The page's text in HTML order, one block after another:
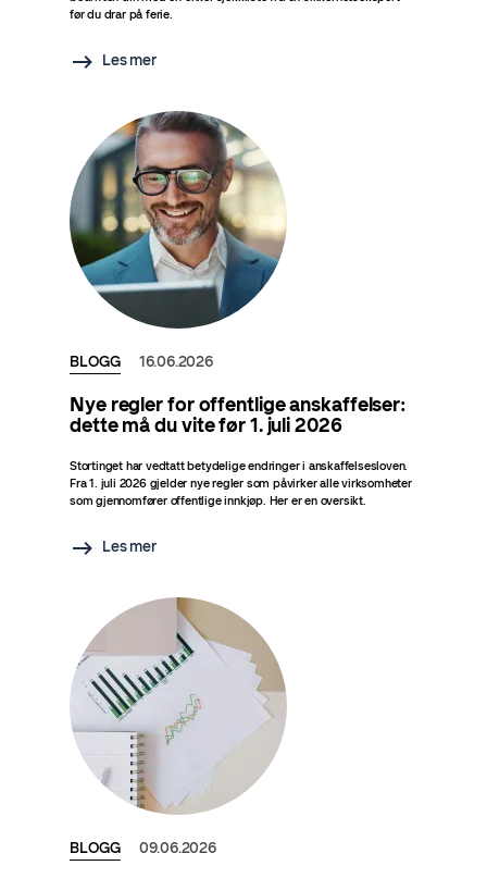
før du drar på ferie.
Les mer
BLOGG 16.06.2026
Nye regler for offentlige anskaffelser:
dette må du vite før 1. juli 2026
Stortinget har vedtatt betydelige endringer i anskaffelsesloven.
Fra 1. juli 2026 gjelder nye regler som påvirker alle virksomheter
som gjennomfører offentlige innkjøp. Her er en oversikt.
Les mer
BLOGG 09.06.2026